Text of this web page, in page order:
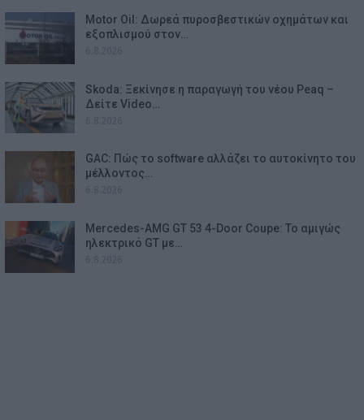
Motor Oil: Δωρεά πυροσβεστικών οχημάτων και
εξοπλισμού στον…
Skoda: Ξεκίνησε η παραγωγή του νέου Peaq –
Δείτε Video…
GAC: Πώς το software αλλάζει το αυτοκίνητο του
μέλλοντος…
Mercedes-AMG GT 53 4-Door Coupe: Το αμιγώς
ηλεκτρικό GT με…